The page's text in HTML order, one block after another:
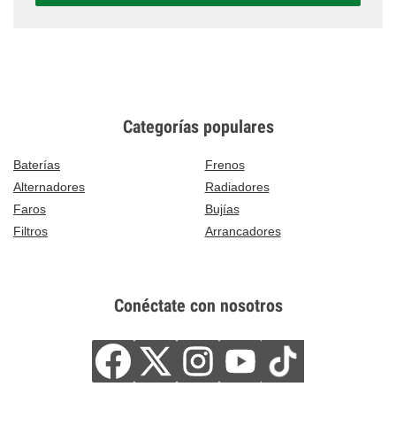
Categorías populares
Baterías
Frenos
Alternadores
Radiadores
Faros
Bujías
Filtros
Arrancadores
Conéctate con nosotros